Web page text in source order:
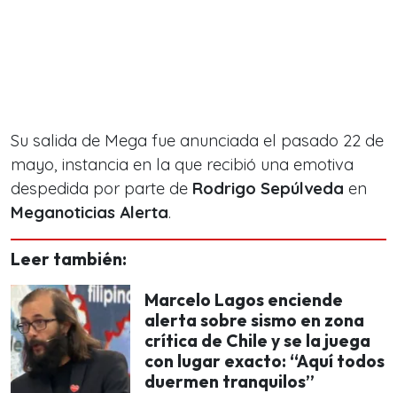
Su salida de Mega fue anunciada el pasado 22 de
mayo, instancia en la que recibió una emotiva
despedida por parte de Rodrigo Sepúlveda en
Meganoticias Alerta.
Leer también:
Marcelo Lagos enciende
alerta sobre sismo en zona
crítica de Chile y se la juega
con lugar exacto: “Aquí todos
duermen tranquilos”